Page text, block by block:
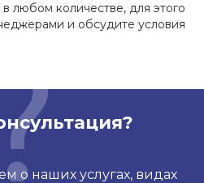
любом количестве, для этого
и обсудите условия
о наших услугах, видах